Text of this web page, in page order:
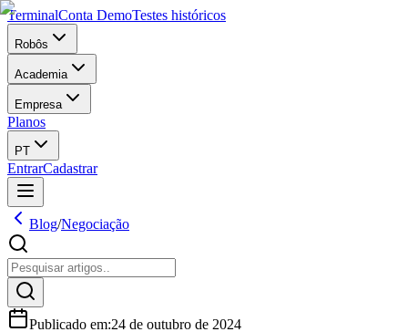
TerminalConta DemoTestes históricos
Robôs
Academia
Empresa
Planos
PT
EntrarCadastrar
Blog/Negociação
Publicado em:24 de outubro de 2024